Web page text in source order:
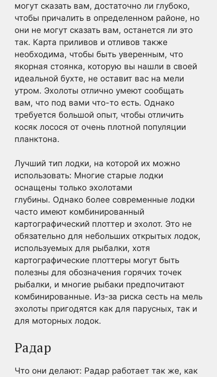
могут сказать вам, достаточно ли глубоко,
чтобы причалить в определенном районе, но
они не могут сказать вам, останется ли это
так. Карта приливов и отливов также
необходима, чтобы быть уверенным, что
якорная стоянка, которую вы нашли в своей
идеальной бухте, не оставит вас на мели
утром. Эхолоты отлично умеют сообщать
вам, что под вами что-то есть. Однако
требуется большой опыт, чтобы отличить
косяк лосося от очень плотной популяции
планктона.
Лучший тип лодки, на которой их можно
использовать: Многие старые лодки
оснащены только эхолотами
глубины. Однако более современные лодки
часто имеют комбинированный
картографический плоттер и эхолот. Это не
обязательно для небольших открытых лодок,
используемых для рыбалки, хотя
картографические плоттеры могут быть
полезны для обозначения горячих точек
рыбалки, и многие рыбаки предпочитают
комбинированные. Из-за риска сесть на мель
эхолоты пригодятся как для парусных, так и
для моторных лодок.
Радар
Что они делают: Радар работает так же, как